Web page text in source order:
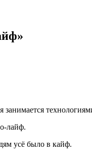
лайф.
усё было в кайф.